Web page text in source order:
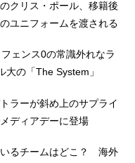
クリス・ポール、移籍後
ユニフォームを渡される
ェンス0の常識外れなラ
大の「The System」
ラーが斜め上のサプライ
ディアデーに登場
いるチームはどこ？ 海外